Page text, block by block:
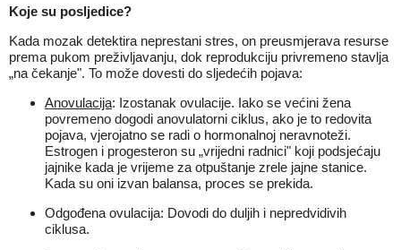
Koje su posljedice?
Kada mozak detektira neprestani stres, on preusmjerava resurse
prema pukom preživljavanju, dok reprodukciju privremeno stavlja
„na čekanje". To može dovesti do sljedećih pojava:
Anovulacija: Izostanak ovulacije. Iako se većini žena
povremeno dogodi anovulatorni ciklus, ako je to redovita
pojava, vjerojatno se radi o hormonalnoj neravnoteži.
Estrogen i progesteron su „vrijedni radnici" koji podsjećaju
jajnike kada je vrijeme za otpuštanje zrele jajne stanice.
Kada su oni izvan balansa, proces se prekida.
Odgođena ovulacija: Dovodi do duljih i nepredvidivih
ciklusa.